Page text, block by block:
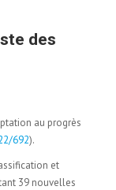
des
au progrès
692).
et
39 nouvelles